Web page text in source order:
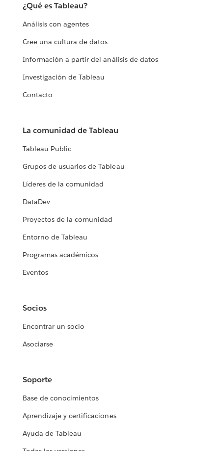
¿Qué es Tableau?
Análisis con agentes
Cree una cultura de datos
Información a partir del análisis de datos
Investigación de Tableau
Contacto
La comunidad de Tableau
Tableau Public
Grupos de usuarios de Tableau
Líderes de la comunidad
DataDev
Proyectos de la comunidad
Entorno de Tableau
Programas académicos
Eventos
Socios
Encontrar un socio
Asociarse
Soporte
Base de conocimientos
Aprendizaje y certificaciones
Ayuda de Tableau